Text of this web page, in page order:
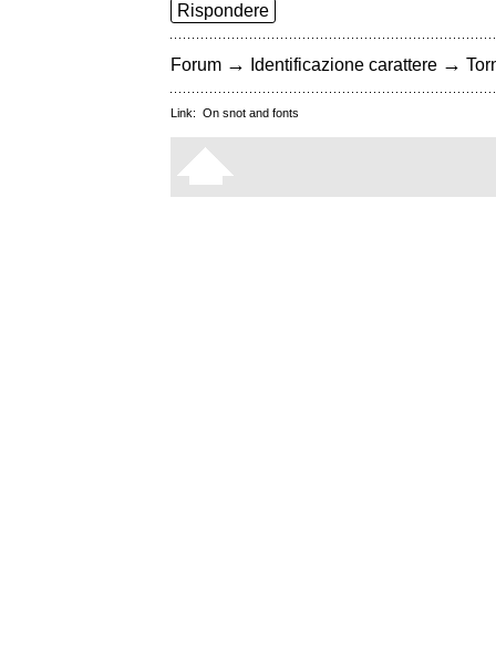
Rispondere
Forum → Identificazione carattere →
Link: On snot and fonts